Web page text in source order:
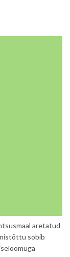
aretatud
sobib